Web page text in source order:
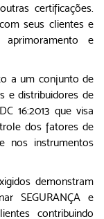
certificações.
seus clientes e
e
a um conjunto de
e distribuidores de
16:2013 que visa
dos fatores de
nos instrumentos
demonstram
SEGURANÇA e
contribuindo